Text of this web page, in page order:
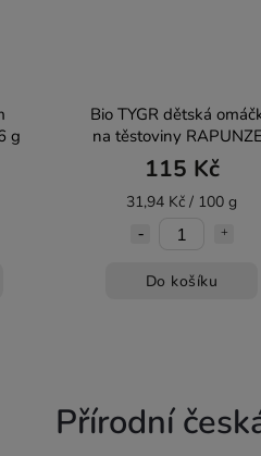
g
Bio TYGR dětská
na těstoviny
360 g
115 Kč
31,94 Kč / 100 g
Do košíku
Přírodní